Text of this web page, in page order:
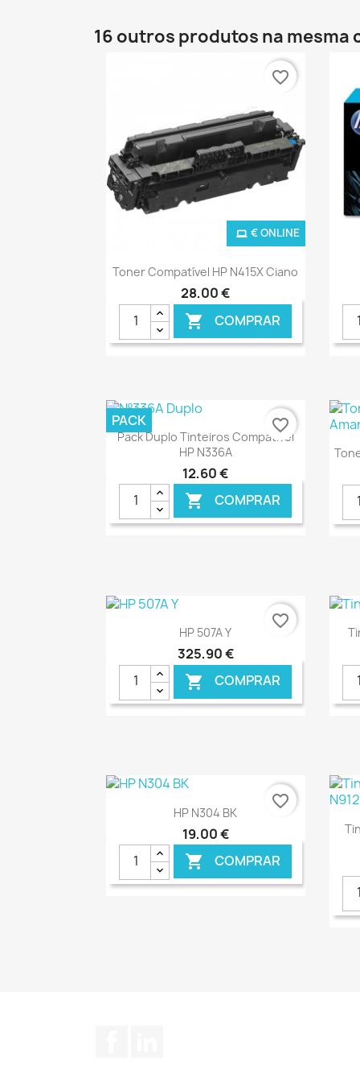
16 outros produtos na mesma
Ver+
Toner Compatível HP N415X Ciano
28,00 €
 COMPRAR
€ ONLINE
favorite_border
Ver+
Pack Duplo Tinteiros Compatível
HP N336A
12,60 €
 COMPRAR
PACK
favorite_border
Ver+
HP 507A Y
325,90 €
 COMPRAR
favorite_border
Ver+
HP N304 BK
19,00 €
 COMPRAR
favorite_border